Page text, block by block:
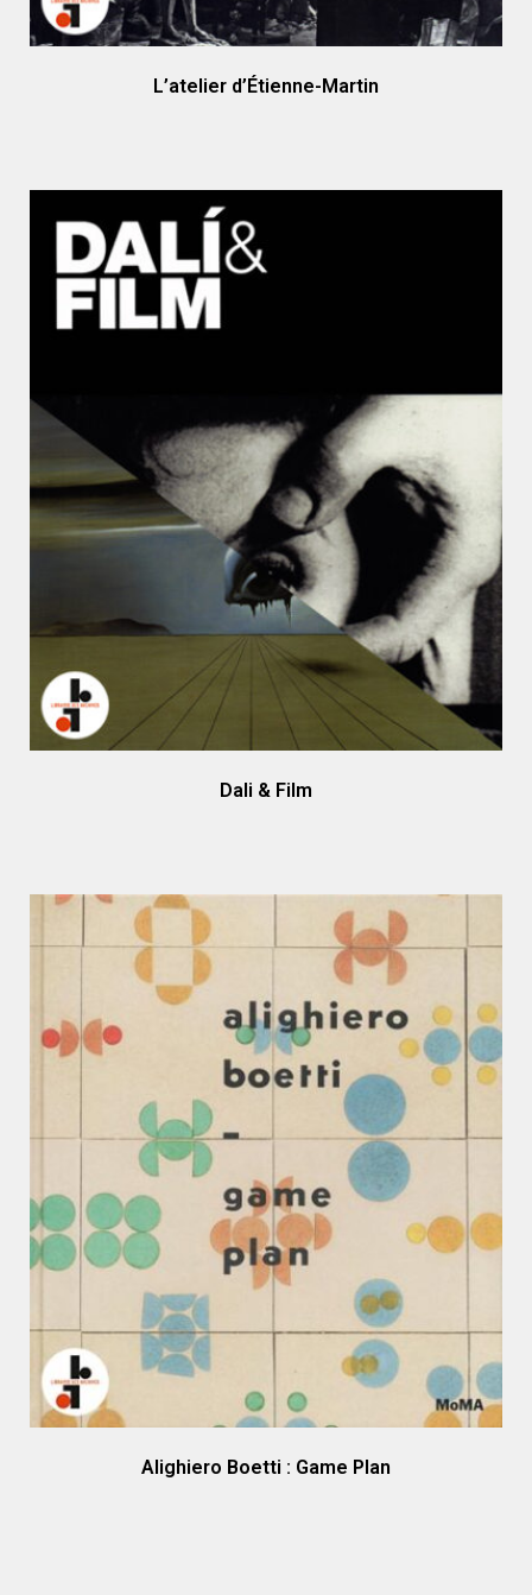
L’atelier d’Étienne-Martin
Dali & Film
Alighiero Boetti : Game Plan